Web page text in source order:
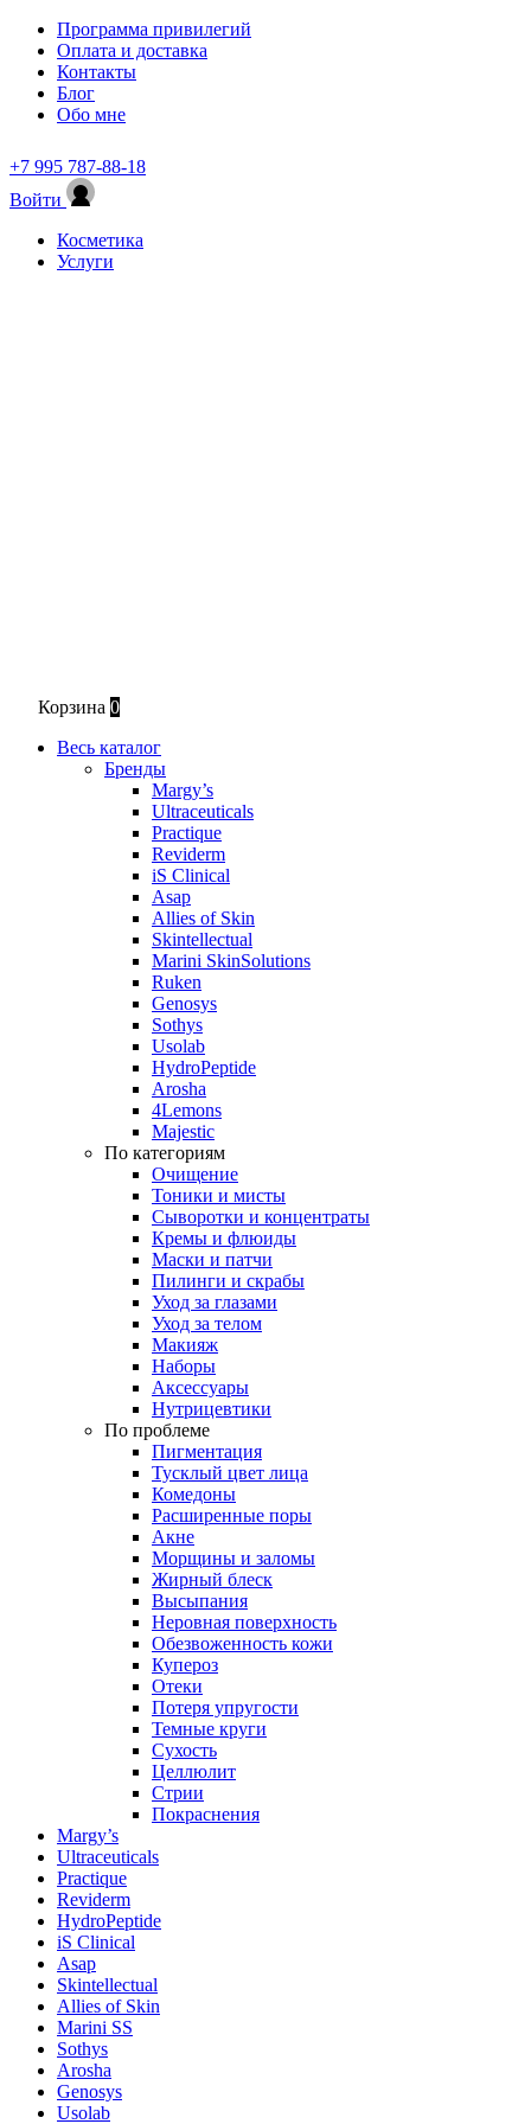
Программа привилегий
Оплата и доставка
Контакты
Блог
Обо мне
+7 995 787-88-18
Войти
Косметика
Услуги
Корзина 0
Весь каталог
Бренды
Margy’s
Ultraceuticals
Practique
Reviderm
iS Clinical
Asap
Allies of Skin
Skintellectual
Marini SkinSolutions
Ruken
Genosys
Sothys
Usolab
HydroPeptide
Arosha
4Lemons
Majestic
По категориям
Очищение
Тоники и мисты
Сыворотки и концентраты
Кремы и флюиды
Маски и патчи
Пилинги и скрабы
Уход за глазами
Уход за телом
Макияж
Наборы
Аксессуары
Нутрицевтики
По проблеме
Пигментация
Тусклый цвет лица
Комедоны
Расширенные поры
Акне
Морщины и заломы
Жирный блеск
Высыпания
Неровная поверхность
Обезвоженность кожи
Купероз
Отеки
Потеря упругости
Темные круги
Сухость
Целлюлит
Стрии
Покраснения
Margy’s
Ultraceuticals
Practique
Reviderm
HydroPeptide
iS Clinical
Asap
Skintellectual
Allies of Skin
Marini SS
Sothys
Arosha
Genosys
Usolab